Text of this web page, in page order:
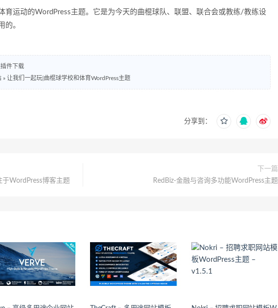
育运动的WordPress主题。它是为今天的曲棍球队、联盟、联合会或教练/教练设
的。
件下载
» 让我们一起玩|曲棍球学校和体育WordPress主题
分享到：
WordPress博客主题
下一篇
RedBiz-金融与咨询多功能WordPress主题